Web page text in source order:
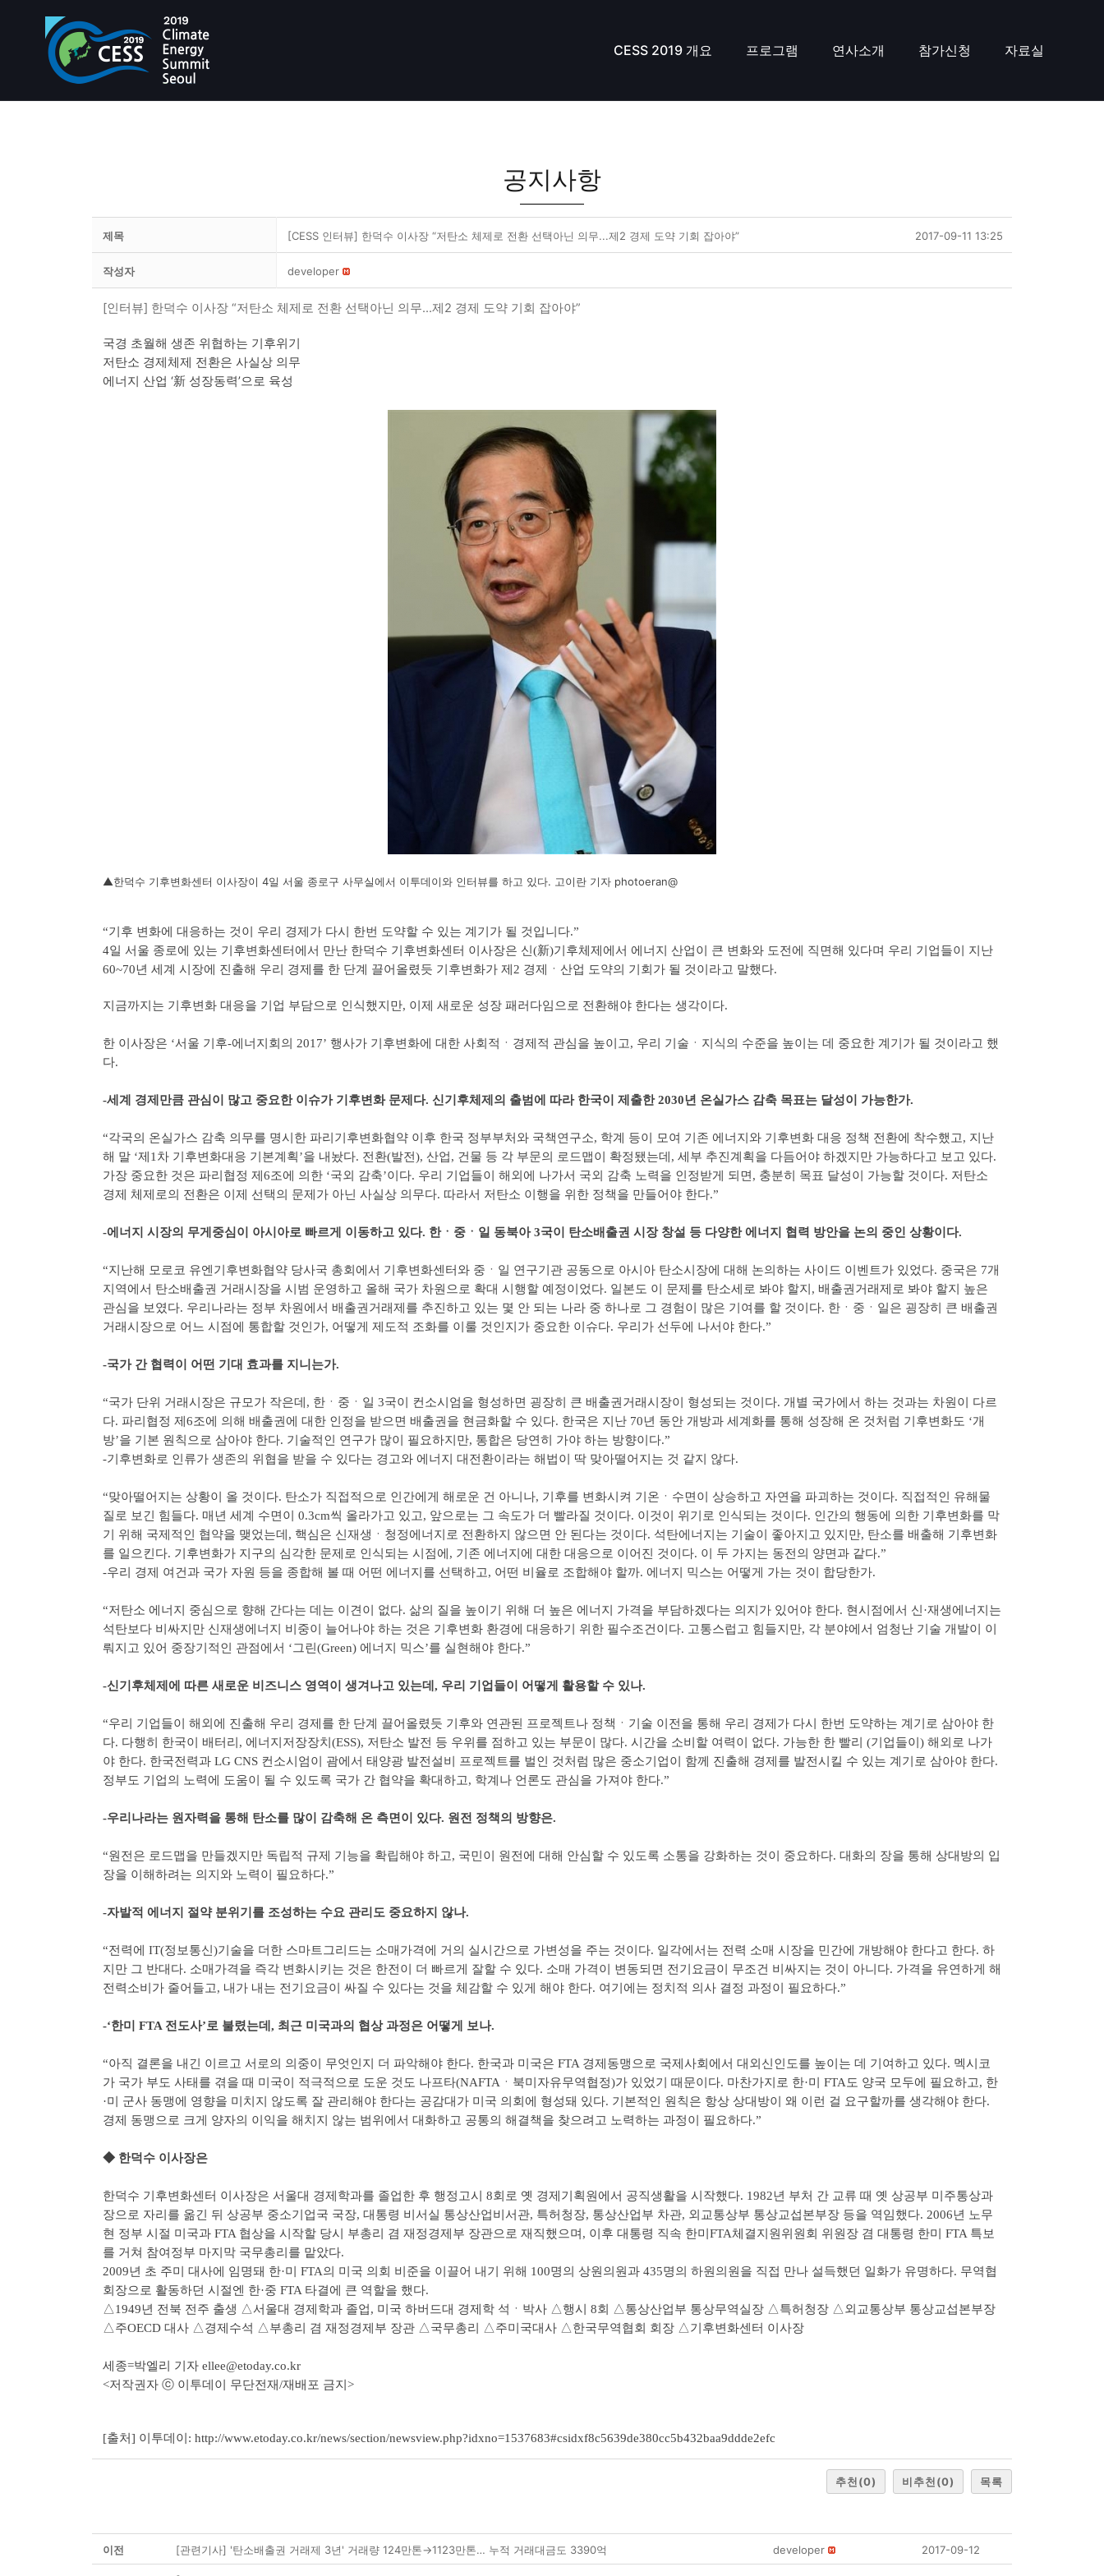
CESS 2019 개요 프로그램 연사소개 참가신청 자료실
공지사항
제목 [CESS 인터뷰] 한덕수 이사장 “저탄소 체제로 전환 선택아닌 의무...제2 경제 도약 기회 잡아야” 2017-09-11 13:25
작성자 developer
[인터뷰] 한덕수 이사장 “저탄소 체제로 전환 선택아닌 의무...제2 경제 도약 기회 잡아야”
국경 초월해 생존 위협하는 기후위기
저탄소 경제체제 전환은 사실상 의무
에너지 산업 ‘新 성장동력’으로 육성
▲한덕수 기후변화센터 이사장이 4일 서울 종로구 사무실에서 이투데이와 인터뷰를 하고 있다. 고이란 기자 photoeran@
“기후 변화에 대응하는 것이 우리 경제가 다시 한번 도약할 수 있는 계기가 될 것입니다.”
4일 서울 종로에 있는 기후변화센터에서 만난 한덕수 기후변화센터 이사장은 신(新)기후체제에서 에너지 산업이 큰 변화와 도전에 직면해 있다며 우리 기업들이 지난
60~70년 세계 시장에 진출해 우리 경제를 한 단계 끌어올렸듯 기후변화가 제2 경제ㆍ산업 도약의 기회가 될 것이라고 말했다.
지금까지는 기후변화 대응을 기업 부담으로 인식했지만, 이제 새로운 성장 패러다임으로 전환해야 한다는 생각이다.
한 이사장은 ‘서울 기후-에너지회의 2017’ 행사가 기후변화에 대한 사회적ㆍ경제적 관심을 높이고, 우리 기술ㆍ지식의 수준을 높이는 데 중요한 계기가 될 것이라고 했
다.
-세계 경제만큼 관심이 많고 중요한 이슈가 기후변화 문제다. 신기후체제의 출범에 따라 한국이 제출한 2030년 온실가스 감축 목표는 달성이 가능한가.
“각국의 온실가스 감축 의무를 명시한 파리기후변화협약 이후 한국 정부부처와 국책연구소, 학계 등이 모여 기존 에너지와 기후변화 대응 정책 전환에 착수했고, 지난
해 말 ‘제1차 기후변화대응 기본계획’을 내놨다. 전환(발전), 산업, 건물 등 각 부문의 로드맵이 확정됐는데, 세부 추진계획을 다듬어야 하겠지만 가능하다고 보고 있다.
가장 중요한 것은 파리협정 제6조에 의한 ‘국외 감축’이다. 우리 기업들이 해외에 나가서 국외 감축 노력을 인정받게 되면, 충분히 목표 달성이 가능할 것이다. 저탄소
경제 체제로의 전환은 이제 선택의 문제가 아닌 사실상 의무다. 따라서 저탄소 이행을 위한 정책을 만들어야 한다.”
-에너지 시장의 무게중심이 아시아로 빠르게 이동하고 있다. 한ㆍ중ㆍ일 동북아 3국이 탄소배출권 시장 창설 등 다양한 에너지 협력 방안을 논의 중인 상황이다.
“지난해 모로코 유엔기후변화협약 당사국 총회에서 기후변화센터와 중ㆍ일 연구기관 공동으로 아시아 탄소시장에 대해 논의하는 사이드 이벤트가 있었다. 중국은 7개
지역에서 탄소배출권 거래시장을 시범 운영하고 올해 국가 차원으로 확대 시행할 예정이었다. 일본도 이 문제를 탄소세로 봐야 할지, 배출권거래제로 봐야 할지 높은
관심을 보였다. 우리나라는 정부 차원에서 배출권거래제를 추진하고 있는 몇 안 되는 나라 중 하나로 그 경험이 많은 기여를 할 것이다. 한ㆍ중ㆍ일은 굉장히 큰 배출권
거래시장으로 어느 시점에 통합할 것인가, 어떻게 제도적 조화를 이룰 것인지가 중요한 이슈다. 우리가 선두에 나서야 한다.”
-국가 간 협력이 어떤 기대 효과를 지니는가.
“국가 단위 거래시장은 규모가 작은데, 한ㆍ중ㆍ일 3국이 컨소시엄을 형성하면 굉장히 큰 배출권거래시장이 형성되는 것이다. 개별 국가에서 하는 것과는 차원이 다르
다. 파리협정 제6조에 의해 배출권에 대한 인정을 받으면 배출권을 현금화할 수 있다. 한국은 지난 70년 동안 개방과 세계화를 통해 성장해 온 것처럼 기후변화도 ‘개
방’을 기본 원칙으로 삼아야 한다. 기술적인 연구가 많이 필요하지만, 통합은 당연히 가야 하는 방향이다.”
-기후변화로 인류가 생존의 위협을 받을 수 있다는 경고와 에너지 대전환이라는 해법이 딱 맞아떨어지는 것 같지 않다.
“맞아떨어지는 상황이 올 것이다. 탄소가 직접적으로 인간에게 해로운 건 아니나, 기후를 변화시켜 기온ㆍ수면이 상승하고 자연을 파괴하는 것이다. 직접적인 유해물
질로 보긴 힘들다. 매년 세계 수면이 0.3cm씩 올라가고 있고, 앞으로는 그 속도가 더 빨라질 것이다. 이것이 위기로 인식되는 것이다. 인간의 행동에 의한 기후변화를 막
기 위해 국제적인 협약을 맺었는데, 핵심은 신재생ㆍ청정에너지로 전환하지 않으면 안 된다는 것이다. 석탄에너지는 기술이 좋아지고 있지만, 탄소를 배출해 기후변화
를 일으킨다. 기후변화가 지구의 심각한 문제로 인식되는 시점에, 기존 에너지에 대한 대응으로 이어진 것이다. 이 두 가지는 동전의 양면과 같다.”
-우리 경제 여건과 국가 자원 등을 종합해 볼 때 어떤 에너지를 선택하고, 어떤 비율로 조합해야 할까. 에너지 믹스는 어떻게 가는 것이 합당한가.
“저탄소 에너지 중심으로 향해 간다는 데는 이견이 없다. 삶의 질을 높이기 위해 더 높은 에너지 가격을 부담하겠다는 의지가 있어야 한다. 현시점에서 신·재생에너지는
석탄보다 비싸지만 신재생에너지 비중이 늘어나야 하는 것은 기후변화 환경에 대응하기 위한 필수조건이다. 고통스럽고 힘들지만, 각 분야에서 엄청난 기술 개발이 이
뤄지고 있어 중장기적인 관점에서 ‘그린(Green) 에너지 믹스’를 실현해야 한다.”
-신기후체제에 따른 새로운 비즈니스 영역이 생겨나고 있는데, 우리 기업들이 어떻게 활용할 수 있나.
“우리 기업들이 해외에 진출해 우리 경제를 한 단계 끌어올렸듯 기후와 연관된 프로젝트나 정책ㆍ기술 이전을 통해 우리 경제가 다시 한번 도약하는 계기로 삼아야 한
다. 다행히 한국이 배터리, 에너지저장장치(ESS), 저탄소 발전 등 우위를 점하고 있는 부문이 많다. 시간을 소비할 여력이 없다. 가능한 한 빨리 (기업들이) 해외로 나가
야 한다. 한국전력과 LG CNS 컨소시엄이 괌에서 태양광 발전설비 프로젝트를 벌인 것처럼 많은 중소기업이 함께 진출해 경제를 발전시킬 수 있는 계기로 삼아야 한다.
정부도 기업의 노력에 도움이 될 수 있도록 국가 간 협약을 확대하고, 학계나 언론도 관심을 가져야 한다.”
-우리나라는 원자력을 통해 탄소를 많이 감축해 온 측면이 있다. 원전 정책의 방향은.
“원전은 로드맵을 만들겠지만 독립적 규제 기능을 확립해야 하고, 국민이 원전에 대해 안심할 수 있도록 소통을 강화하는 것이 중요하다. 대화의 장을 통해 상대방의 입
장을 이해하려는 의지와 노력이 필요하다.”
-자발적 에너지 절약 분위기를 조성하는 수요 관리도 중요하지 않나.
“전력에 IT(정보통신)기술을 더한 스마트그리드는 소매가격에 거의 실시간으로 가변성을 주는 것이다. 일각에서는 전력 소매 시장을 민간에 개방해야 한다고 한다. 하
지만 그 반대다. 소매가격을 즉각 변화시키는 것은 한전이 더 빠르게 잘할 수 있다. 소매 가격이 변동되면 전기요금이 무조건 비싸지는 것이 아니다. 가격을 유연하게 해
전력소비가 줄어들고, 내가 내는 전기요금이 싸질 수 있다는 것을 체감할 수 있게 해야 한다. 여기에는 정치적 의사 결정 과정이 필요하다.”
-‘한미 FTA 전도사’로 불렸는데, 최근 미국과의 협상 과정은 어떻게 보나.
“아직 결론을 내긴 이르고 서로의 의중이 무엇인지 더 파악해야 한다. 한국과 미국은 FTA 경제동맹으로 국제사회에서 대외신인도를 높이는 데 기여하고 있다. 멕시코
가 국가 부도 사태를 겪을 때 미국이 적극적으로 도운 것도 나프타(NAFTAㆍ북미자유무역협정)가 있었기 때문이다. 마찬가지로 한·미 FTA도 양국 모두에 필요하고, 한
·미 군사 동맹에 영향을 미치지 않도록 잘 관리해야 한다는 공감대가 미국 의회에 형성돼 있다. 기본적인 원칙은 항상 상대방이 왜 이런 걸 요구할까를 생각해야 한다.
경제 동맹으로 크게 양자의 이익을 해치지 않는 범위에서 대화하고 공통의 해결책을 찾으려고 노력하는 과정이 필요하다.”
◆ 한덕수 이사장은
한덕수 기후변화센터 이사장은 서울대 경제학과를 졸업한 후 행정고시 8회로 옛 경제기획원에서 공직생활을 시작했다. 1982년 부처 간 교류 때 옛 상공부 미주통상과
장으로 자리를 옮긴 뒤 상공부 중소기업국 국장, 대통령 비서실 통상산업비서관, 특허청장, 통상산업부 차관, 외교통상부 통상교섭본부장 등을 역임했다. 2006년 노무
현 정부 시절 미국과 FTA 협상을 시작할 당시 부총리 겸 재정경제부 장관으로 재직했으며, 이후 대통령 직속 한미FTA체결지원위원회 위원장 겸 대통령 한미 FTA 특보
를 거쳐 참여정부 마지막 국무총리를 맡았다.
2009년 초 주미 대사에 임명돼 한·미 FTA의 미국 의회 비준을 이끌어 내기 위해 100명의 상원의원과 435명의 하원의원을 직접 만나 설득했던 일화가 유명하다. 무역협
회장으로 활동하던 시절엔 한·중 FTA 타결에 큰 역할을 했다.
△1949년 전북 전주 출생 △서울대 경제학과 졸업, 미국 하버드대 경제학 석ㆍ박사 △행시 8회 △통상산업부 통상무역실장 △특허청장 △외교통상부 통상교섭본부장
△주OECD 대사 △경제수석 △부총리 겸 재정경제부 장관 △국무총리 △주미국대사 △한국무역협회 회장 △기후변화센터 이사장
세종=박엘리 기자 ellee@etoday.co.kr
<저작권자 ⓒ 이투데이 무단전재/재배포 금지>
[출처] 이투데이: http://www.etoday.co.kr/news/section/newsview.php?idxno=1537683#csidxf8c5639de380cc5b432baa9ddde2efc
추천(0) 비추천(0) 목록
이전 [관련기사] '탄소배출권 거래제 3년' 거래량 124만톤→1123만톤… 누적 거래대금도 3390억 developer 2017-09-12